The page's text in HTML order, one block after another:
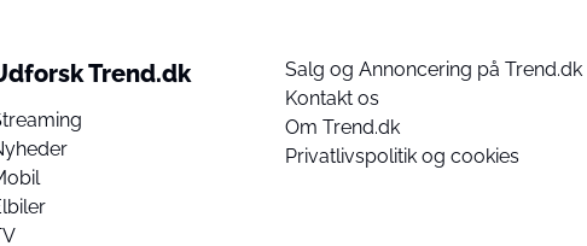
Trend.dk
Salg og Annoncering på Trend.dk
Kontakt os
Om Trend.dk
Privatlivspolitik og cookies